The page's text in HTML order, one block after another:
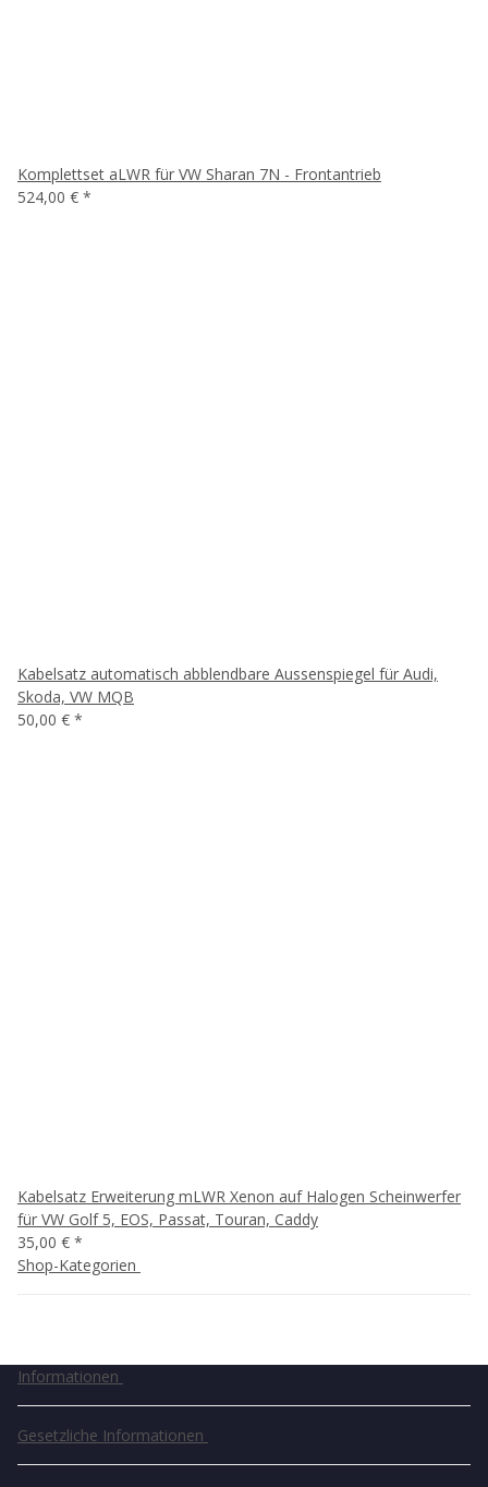
Komplettset aLWR für VW Sharan 7N - Frontantrieb
524,00 € *
Kabelsatz automatisch abblendbare Aussenspiegel für Audi,
Skoda, VW MQB
50,00 € *
Kabelsatz Erweiterung mLWR Xenon auf Halogen Scheinwerfer
für VW Golf 5, EOS, Passat, Touran, Caddy
35,00 € *
Shop-Kategorien
Informationen
Gesetzliche Informationen